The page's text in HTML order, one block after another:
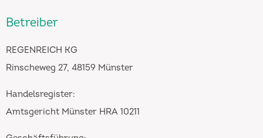
Betreiber
REGENREICH KG
Rinscheweg 27, 48159 Münster
Handelsregister:
Amtsgericht Münster HRA 10211